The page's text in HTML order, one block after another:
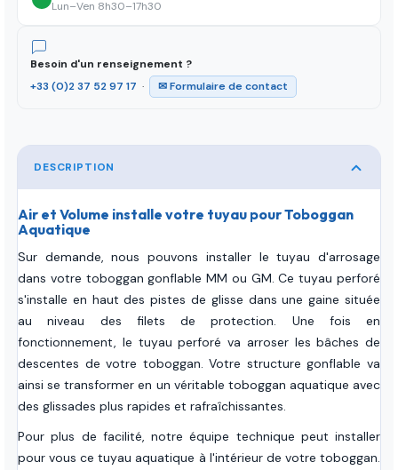
Lun–Ven 8h30–17h30
Besoin d'un renseignement ?
+33 (0)2 37 52 97 17 · ✉ Formulaire de contact
DESCRIPTION
Air et Volume installe votre tuyau pour Toboggan
Aquatique
Sur demande, nous pouvons installer le tuyau d'arrosage
dans votre toboggan gonflable MM ou GM. Ce tuyau perforé
s'installe en haut des pistes de glisse dans une gaine située
au niveau des filets de protection. Une fois en
fonctionnement, le tuyau perforé va arroser les bâches de
descentes de votre toboggan. Votre structure gonflable va
ainsi se transformer en un véritable toboggan aquatique avec
des glissades plus rapides et rafraîchissantes.
Pour plus de facilité, notre équipe technique peut installer
pour vous ce tuyau aquatique à l'intérieur de votre toboggan.